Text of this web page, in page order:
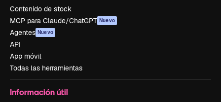
Contenido de stock
MCP para Claude/ChatGPT Nuevo
Agentes Nuevo
API
App móvil
Todas las herramientas
Información útil